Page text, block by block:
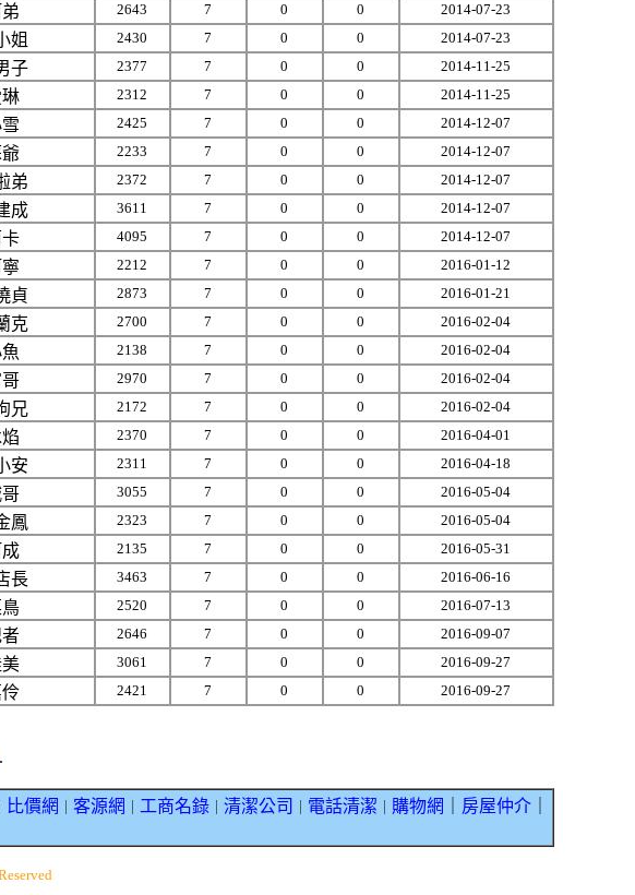
弟 2643 7 0 0 2014-07-23
姐 2430 7 0 0 2014-07-23
子 2377 7 0 0 2014-11-25
2312 7 0 0 2014-11-25
2425 7 0 0 2014-12-07
2233 7 0 0 2014-12-07
弟 2372 7 0 0 2014-12-07
成 3611 7 0 0 2014-12-07
4095 7 0 0 2014-12-07
寧 2212 7 0 0 2016-01-12
貞 2873 7 0 0 2016-01-21
克 2700 7 0 0 2016-02-04
2138 7 0 0 2016-02-04
2970 7 0 0 2016-02-04
兄 2172 7 0 0 2016-02-04
2370 7 0 0 2016-04-01
安 2311 7 0 0 2016-04-18
3055 7 0 0 2016-05-04
鳳 2323 7 0 0 2016-05-04
成 2135 7 0 0 2016-05-31
長 3463 7 0 0 2016-06-16
2520 7 0 0 2016-07-13
2646 7 0 0 2016-09-07
3061 7 0 0 2016-09-27
2421 7 0 0 2016-09-27
.
比價網 客源網 工商名錄｜ 清潔公司 電話清潔 購物網 房屋仲介｜